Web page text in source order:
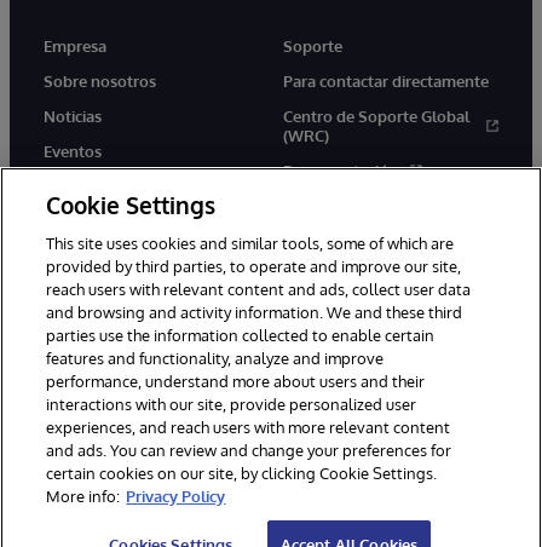
Empresa
Sobre nosotros
Noticias
Eventos
Soporte
Para contactar directamente
Centro de Soporte Global
(WRC)
Documentación
1996-2026 InterSystems Corporation, Boston, MA. Todos los
derechos reservados.
Avisos/Términos y condiciones
Declaración de privacidad
Garantía de devolución
Accesibilidad
Cookie Settings
This site uses cookies and similar tools, some of which are
provided by third parties, to operate and improve our site,
reach users with relevant content and ads, collect user data
and browsing and activity information. We and these third
parties use the information collected to enable certain
features and functionality, analyze and improve
performance, understand more about users and their
interactions with our site, provide personalized user
experiences, and reach users with more relevant content
and ads. You can review and change your preferences for
certain cookies on our site, by clicking Cookie Settings.
More info: Privacy Policy